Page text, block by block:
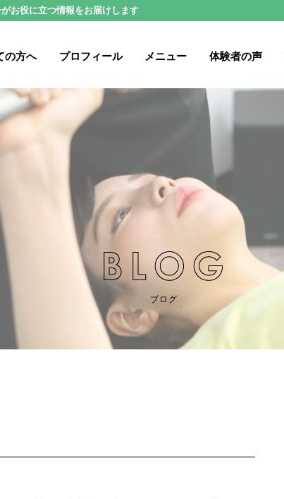
お役に立つ情報をお届けします
の方へ プロフィール メニュー 体験者の声
ブログ